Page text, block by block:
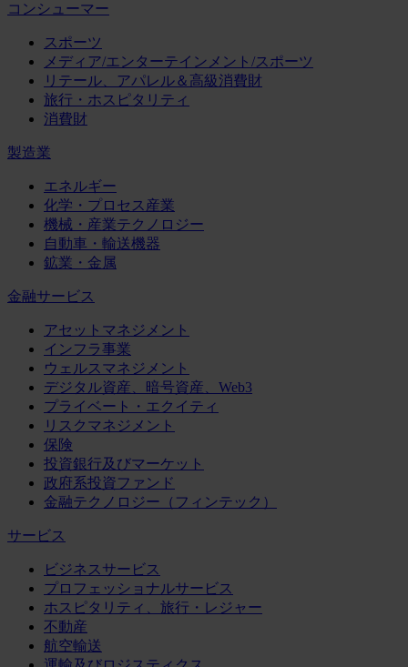
コンシューマー
スポーツ
メディア/エンターテインメント/スポーツ
リテール、アパレル＆高級消費財
旅行・ホスピタリティ
消費財
製造業
エネルギー
化学・プロセス産業
機械・産業テクノロジー
自動車・輸送機器
鉱業・金属
金融サービス
アセットマネジメント
インフラ事業
ウェルスマネジメント
デジタル資産、暗号資産、Web3
プライベート・エクイティ
リスクマネジメント
保険
投資銀行及びマーケット
政府系投資ファンド
金融テクノロジー（フィンテック）
サービス
ビジネスサービス
プロフェッショナルサービス
ホスピタリティ、旅行・レジャー
不動産
航空輸送